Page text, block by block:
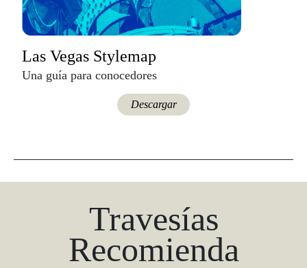
Las Vegas Stylemap
Una guía para conocedores
Descargar
Travesías
Recomienda